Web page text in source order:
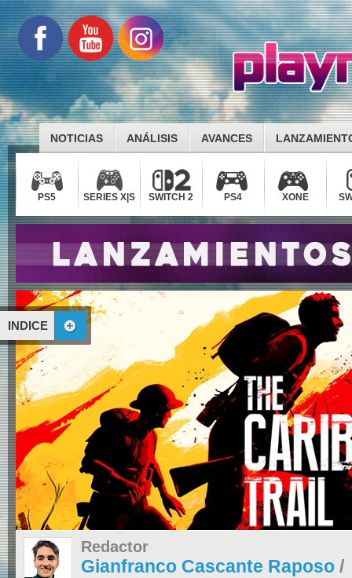
NOTICIAS ANÁLISIS AVANCES
PS5 SERIES X|S SWITCH 2 PS4 XONE
INDICE
ANÁLISIS DE
THE CARIBOU
TRAIL - PC
El desembarco en
Gallípoli y el valor
de la camaradería
Las trincheras
como rutina: el
día a día en el
frente
Una postal
bellísima en
medio de la
destrucción
Apartado técnico
Conclusiones
Redactor
Gianfranco Cascante Raposo /